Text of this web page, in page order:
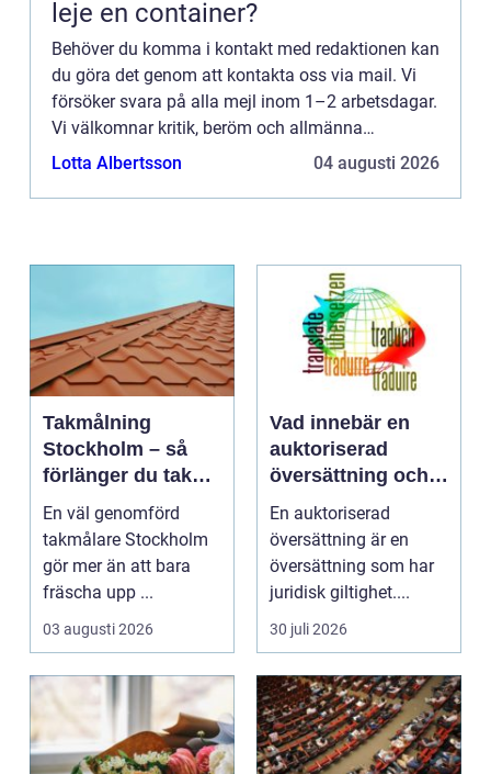
leje en container?
Behöver du komma i kontakt med redaktionen kan
du göra det genom att kontakta oss via mail. Vi
försöker svara på alla mejl inom 1–2 arbetsdagar.
Vi välkomnar kritik, beröm och allmänna
kommentarer till innehållet på vår sida.
Lotta Albertsson 04 augusti 2026
Takmålning
Stockholm – så
förlänger du takets
livslängd och
höjer värdet på
huset
En väl genomförd
takmålare Stockholm
gör mer än att bara
fräscha upp ...
03 augusti 2026
Vad innebär en
auktoriserad
översättning och
när behövs den?
En auktoriserad
översättning är en
översättning som har
juridisk giltighet....
30 juli 2026